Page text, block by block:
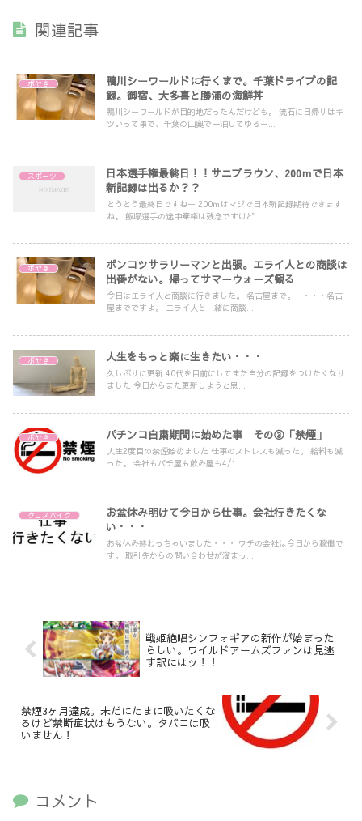
関連記事
ボヤき
鴨川シーワールドに行くまで。千葉ドライブの記
録。御宿、大多喜と勝浦の海鮮丼
鴨川シーワールドが目的地だったんだけども。 流石に日帰りはキ
ツいって事で、千葉の山奥で一泊してゆるー...
スポーツ
日本選手権最終日！！サニブラウン、200ｍで日本
新記録は出るか？？
とうとう最終日ですねー 200ｍはマジで日本新記録期待できます
ね。 飯塚選手の途中棄権は残念ですけど...
ボヤき
ポンコツサラリーマンと出張。エライ人との商談は
出番がない。帰ってサマーウォーズ観る
今日はエライ人と商談に行きました。 名古屋まで。 ・・・名古
屋までですよ。 エライ人と一緒に商談...
ボヤき 人生をもっと楽に生きたい・・・
久しぶりに更新 40代を目前にしてまた自分の記録をつけたくなり
ました 今日からまた更新しようと思...
ボヤき パチンコ自粛期間に始めた事 その③「禁煙」
人生2度目の禁煙始めました 仕事のストレスも減った。 給料も減
った。 会社もパチ屋も飲み屋も4/1...
クロスバイク
お盆休み明けて今日から仕事。会社行きたくな
い・・・
お盆休み終わっちゃいました・・・ ウチの会社は今日から稼働で
す。 取引先からの問い合わせが溜まっ...
戦姫絶唱シンフォギアの新作が始まった
らしい。ワイルドアームズファンは見逃
す訳にはッ！！
禁煙3ヶ月達成。未だにたまに吸いたくな
るけど禁断症状はもうない。タバコは吸
いません！
コメント